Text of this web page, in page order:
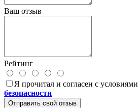
Ваш отзыв
Рейтинг
Я прочитал и согласен с условиями
безопасности
Отправить свой отзыв